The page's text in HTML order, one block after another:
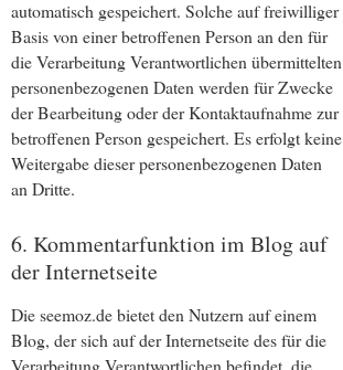
automatisch gespeichert. Solche auf freiwilliger
Basis von einer betroffenen Person an den für
die Verarbeitung Verantwortlichen übermittelten
personenbezogenen Daten werden für Zwecke
der Bearbeitung oder der Kontaktaufnahme zur
betroffenen Person gespeichert. Es erfolgt keine
Weitergabe dieser personenbezogenen Daten
an Dritte.
6. Kommentarfunktion im Blog auf
der Internetseite
Die seemoz.de bietet den Nutzern auf einem
Blog, der sich auf der Internetseite des für die
Verarbeitung Verantwortlichen befindet, die